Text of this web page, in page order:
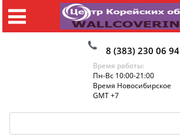
8 (383) 230 06 94
Время работы:
Пн-Вс 10:00-21:00
Время Новосибирское
GMT +7